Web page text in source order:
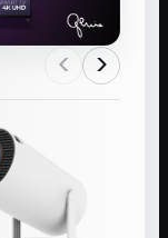
< >